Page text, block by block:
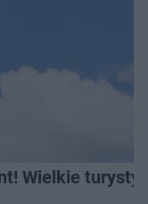
Wielkie